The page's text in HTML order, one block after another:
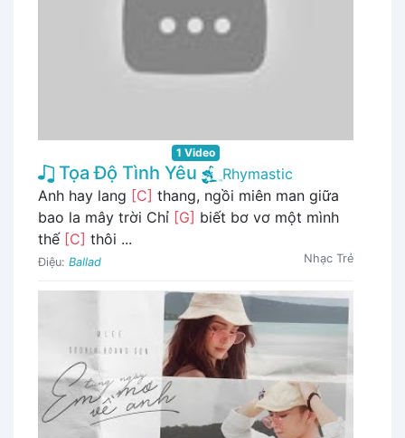
1 Video
Tọa Độ Tình Yêu
Rhymastic
Anh hay lang [C] thang, ngồi miên man giữa
bao la mây trời Chỉ [G] biết bơ vơ một mình
thế [C] thôi ...
Điệu: Ballad Nhạc Trẻ